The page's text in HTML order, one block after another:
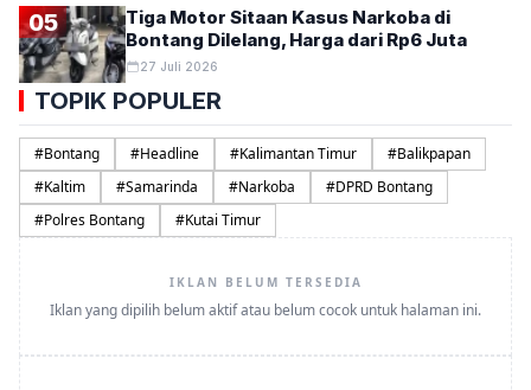
05
Tiga Motor Sitaan Kasus Narkoba di
Bontang Dilelang, Harga dari Rp6 Juta
27 Juli 2026
TOPIK POPULER
#Bontang #Headline #Kalimantan Timur #Balikpapan
#Kaltim #Samarinda #Narkoba #DPRD Bontang
#Polres Bontang #Kutai Timur
IKLAN BELUM TERSEDIA
Iklan yang dipilih belum aktif atau belum cocok untuk halaman ini.